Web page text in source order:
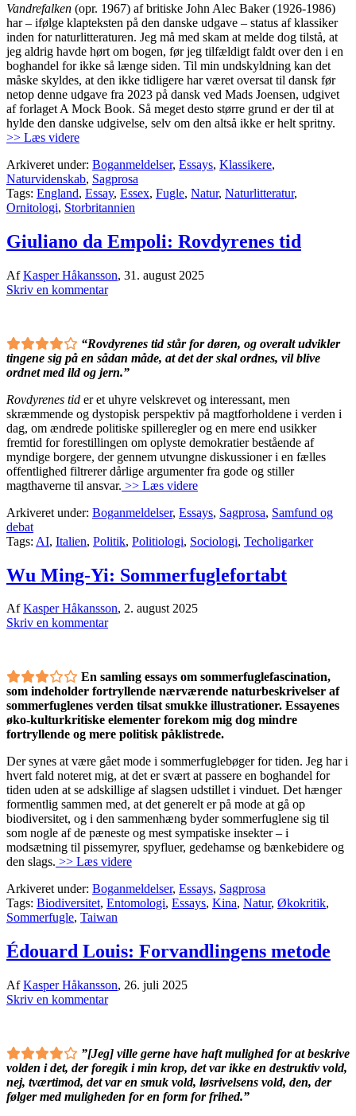
Vandrefalken (opr. 1967) af britiske John Alec Baker (1926-1986)
har – ifølge klapteksten på den danske udgave – status af klassiker
inden for naturlitteraturen. Jeg må med skam at melde dog tilstå, at
jeg aldrig havde hørt om bogen, før jeg tilfældigt faldt over den i en
boghandel for ikke så længe siden. Til min undskyldning kan det
måske skyldes, at den ikke tidligere har været oversat til dansk før
netop denne udgave fra 2023 på dansk ved Mads Joensen, udgivet
af forlaget A Mock Book. Så meget desto større grund er der til at
hylde den danske udgivelse, selv om den altså ikke er helt spritny.
>> Læs videre
Arkiveret under: Boganmeldelser, Essays, Klassikere,
Naturvidenskab, Sagprosa
Tags: England, Essay, Essex, Fugle, Natur, Naturlitteratur,
Ornitologi, Storbritannien
Giuliano da Empoli: Rovdyrenes tid
AfKasper Håkansson, 31. august 2025
Skriv en kommentar
“Rovdyrenes tid står for døren, og overalt udvikler
tingene sig på en sådan måde, at det der skal ordnes, vil blive
ordnet med ild og jern.”
Rovdyrenes tid er et uhyre velskrevet og interessant, men
skræmmende og dystopisk perspektiv på magtforholdene i verden i
dag, om ændrede politiske spilleregler og en mere end usikker
fremtid for forestillingen om oplyste demokratier bestående af
myndige borgere, der gennem utvungne diskussioner i en fælles
offentlighed filtrerer dårlige argumenter fra gode og stiller
magthaverne til ansvar. >> Læs videre
Arkiveret under: Boganmeldelser, Essays, Sagprosa, Samfund og
debat
Tags: AI, Italien, Politik, Politiologi, Sociologi, Techoligarker
Wu Ming-Yi: Sommerfuglefortabt
AfKasper Håkansson, 2. august 2025
Skriv en kommentar
En samling essays om sommerfuglefascination,
som indeholder fortryllende nærværende naturbeskrivelser af
sommerfuglenes verden tilsat smukke illustrationer. Essayenes
øko-kulturkritiske elementer forekom mig dog mindre
fortryllende og mere politisk påklistrede.
Der synes at være gået mode i sommerfuglebøger for tiden. Jeg har i
hvert fald noteret mig, at det er svært at passere en boghandel for
tiden uden at se adskillige af slagsen udstillet i vinduet. Det hænger
formentlig sammen med, at det generelt er på mode at gå op
biodiversitet, og i den sammenhæng byder sommerfuglene sig til
som nogle af de pæneste og mest sympatiske insekter – i
modsætning til pissemyrer, spyfluer, gedehamse og bænkebidere og
den slags. >> Læs videre
Arkiveret under: Boganmeldelser, Essays, Sagprosa
Tags: Biodiversitet, Entomologi, Essays, Kina, Natur, Økokritik,
Sommerfugle, Taiwan
Édouard Louis: Forvandlingens metode
AfKasper Håkansson, 26. juli 2025
Skriv en kommentar
”[Jeg] ville gerne have haft mulighed for at beskrive
volden i det, der foregik i min krop, det var ikke en destruktiv vold,
nej, tværtimod, det var en smuk vold, løsrivelsens vold, den, der
følger med muligheden for en form for frihed.”